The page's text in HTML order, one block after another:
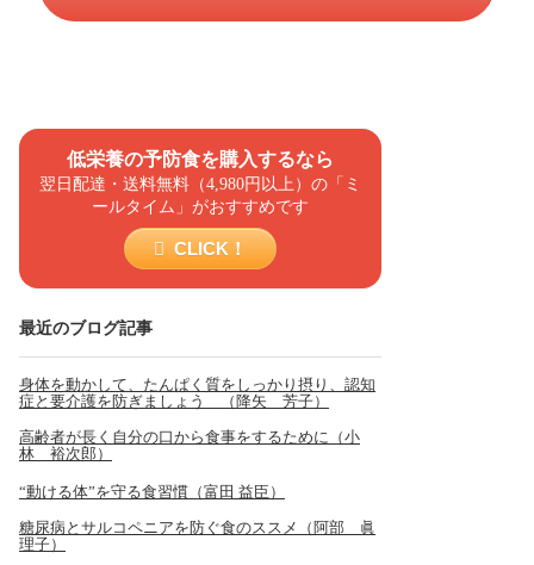
低栄養の予防食を購入するなら
翌日配達・送料無料（4,980円以上）の「ミ
ールタイム」がおすすめです
CLICK！
最近のブログ記事
身体を動かして、たんぱく質をしっかり摂り、認知
症と要介護を防ぎましょう （降矢 芳子）
高齢者が長く自分の口から食事をするために（小
林 裕次郎）
“動ける体”を守る食習慣（富田 益臣）
糖尿病とサルコペニアを防ぐ食のススメ（阿部 眞
理子）